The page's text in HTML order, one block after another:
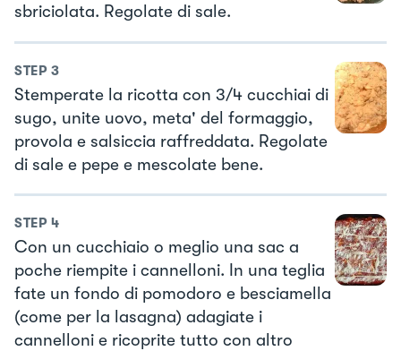
sbriciolata. Regolate di sale.
STEP 3
Stemperate la ricotta con 3/4 cucchiai di
sugo, unite uovo, meta' del formaggio,
provola e salsiccia raffreddata. Regolate
di sale e pepe e mescolate bene.
STEP 4
Con un cucchiaio o meglio una sac a
poche riempite i cannelloni. In una teglia
fate un fondo di pomodoro e besciamella
(come per la lasagna) adagiate i
cannelloni e ricoprite tutto con altro